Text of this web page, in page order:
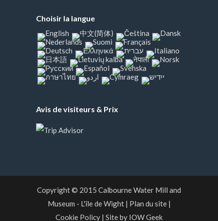
Choisir la langue
Avis de visiteurs & Prix
Copyright © 2015 Calbourne Water Mill and
Museum - L'île de Wight| Plan du site|
Cookie Policy | Site by IOW Geek